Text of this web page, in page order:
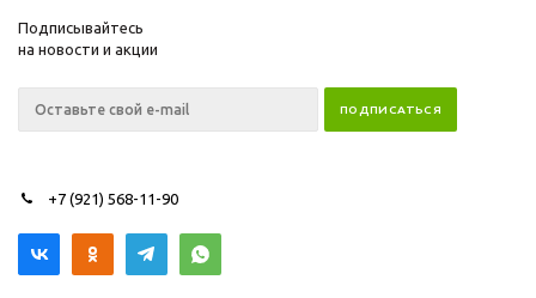
Подписывайтесь
на новости и акции
+7 (921) 568-11-90